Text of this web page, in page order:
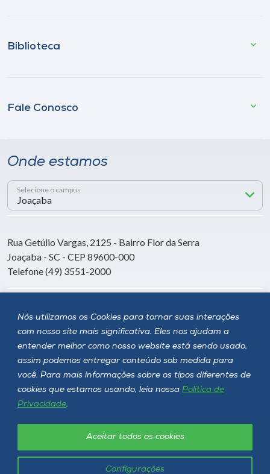
Nós utilizamos os Cookies para tornar suas interações
com nosso site mais significativa. Eles nos ajudam a
entender melhor como nosso website está sendo usado,
assim podemos entregar conteúdo sob medida para
você. Para mais informações sobre os tipos diferentes de
cookies que estamos usando, leia nossa Política de
Privacidade.
Configurações
Aceitar todos os cookies
Biblioteca
Fale Conosco
Onde estamos
Selecione o campus
Rua Getúlio Vargas, 2125 - Bairro Flor da Serra
Joaçaba - SC - CEP 89600-000
Telefone (49) 3551-2000
Siga a Unoesc
Unoesc © 2026 - Todos os direitos reservados
Política de privacidade LGPD